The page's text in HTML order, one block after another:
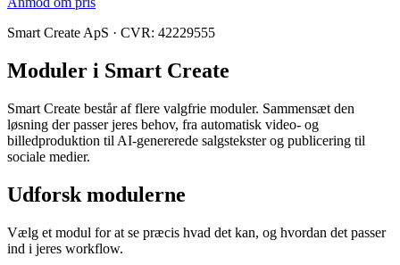
Smart Create ApS · CVR: 42229555
Moduler i Smart Create
Smart Create består af flere valgfrie moduler. Sammensæt den
løsning der passer jeres behov, fra automatisk video- og
billedproduktion til AI-genererede salgstekster og publicering til
sociale medier.
Udforsk modulerne
Vælg et modul for at se præcis hvad det kan, og hvordan det passer
ind i jeres workflow.